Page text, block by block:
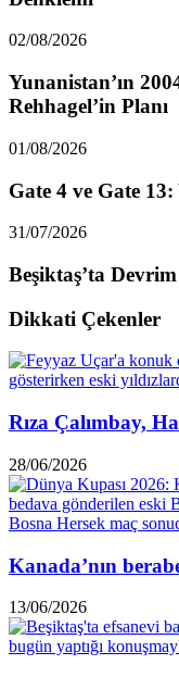
02/08/2026
Yunanistan’ın
Rehhagel’in Planı
01/08/2026
Gate 4 ve Gate
31/07/2026
Beşiktaş’ta
Dikkati Çekenler
Rıza Çalımbay,
28/06/2026
Kanada’nın
13/06/2026